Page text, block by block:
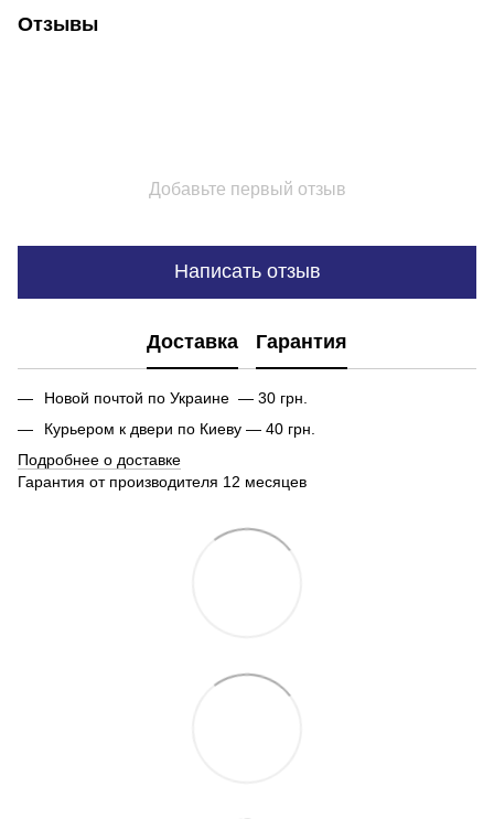
Отзывы
Добавьте первый отзыв
Написать отзыв
Доставка Гарантия
Новой почтой по Украине — 30 грн.
Курьером к двери по Киеву — 40 грн.
Подробнее о доставке
Гарантия от производителя 12 месяцев